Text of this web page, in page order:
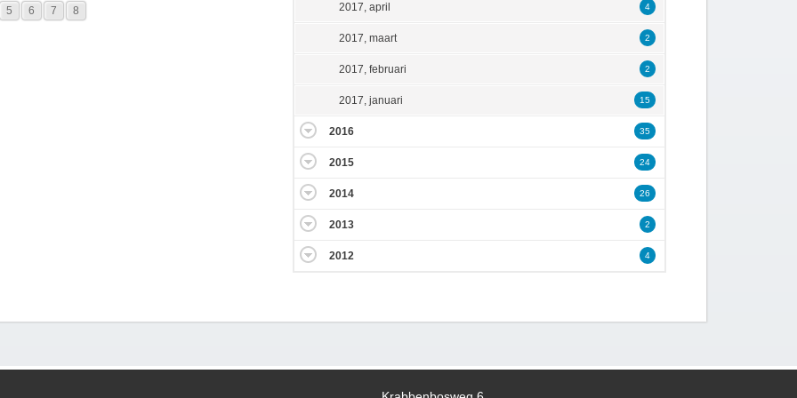
5 6 7 8 2017, april 4
2017, maart 2
2017, februari 2
2017, januari 15
2016 35
2015 24
2014 26
2013 2
2012 4